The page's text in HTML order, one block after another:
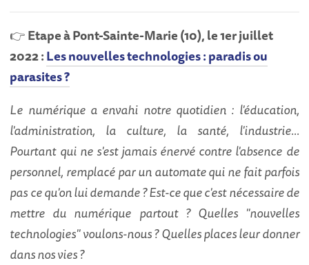
👉Etape à Pont-Sainte-Marie (10), le 1er juillet
2022 :Les nouvelles technologies : paradis ou
parasites ?
Le numérique a envahi notre quotidien : l'éducation,
l'administration, la culture, la santé, l'industrie...
Pourtant qui ne s'est jamais énervé contre l'absence de
personnel, remplacé par un automate qui ne fait parfois
pas ce qu'on lui demande ? Est-ce que c'est nécessaire de
mettre du numérique partout ? Quelles "nouvelles
technologies" voulons-nous ? Quelles places leur donner
dans nos vies ?